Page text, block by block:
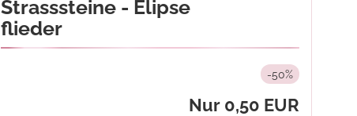
Strasssteine - Elipse
flieder
-50%
Nur 0,50 EUR